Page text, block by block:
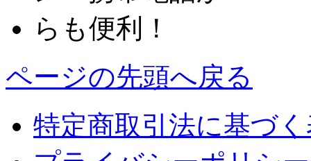
ページの先頭へ戻る
特定商取引法に基づ